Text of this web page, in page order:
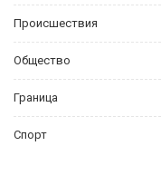
Происшествия
Общество
Граница
Спорт